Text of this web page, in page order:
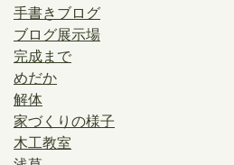
手書きブログ
ブログ展示場
完成まで
めだか
解体
家づくりの様子
木工教室